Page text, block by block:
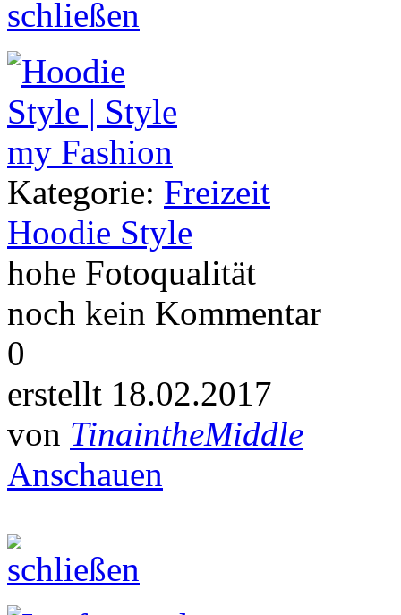
Kategorie: Freizeit
Hoodie Style
hohe Fotoqualität
noch kein Kommentar
0
erstellt 18.02.2017
von TinaintheMiddle
Anschauen